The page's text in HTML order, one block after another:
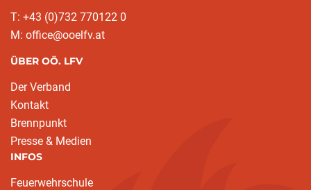
T: +43 (0)732 770122 0
M: office@ooelfv.at
ÜBER OÖ. LFV
Der Verband
Kontakt
Brennpunkt
Presse & Medien
INFOS
Feuerwehrschule